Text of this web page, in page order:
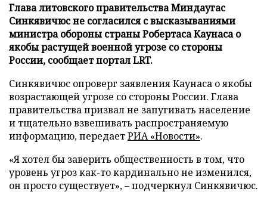
Глава литовского правительства Миндаугас
Синкявичюс не согласился с высказываниями
министра обороны страны Робертаса Каунаса о
якобы растущей военной угрозе со стороны
России, сообщает портал LRT.
Синкявичюс опроверг заявления Каунаса о якобы
возрастающей угрозе со стороны России. Глава
правительства призвал не запугивать население
и тщательно взвешивать распространяемую
информацию, передаетРИА «Новости».
«Я хотел бы заверить общественность в том, что
уровень угроз как-то кардинально не изменился,
он просто существует», – подчеркнул Синкявичюс.